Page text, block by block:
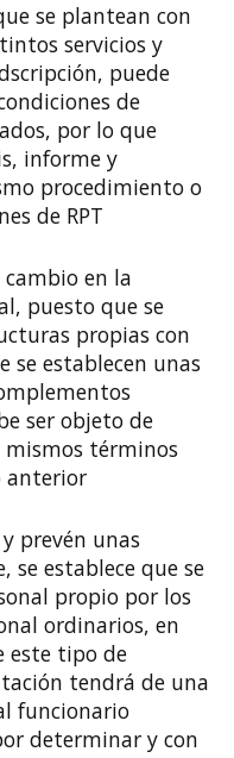
se plantean con
servicios y
puede
de
por lo que
informe y
procedimiento o
de RPT
en la
puesto que se
propias con
establecen unas
ser objeto de
mismos términos
anterior
prevén unas
se establece que se
propio por los
ordinarios, en
este tipo de
tendrá de una
funcionario
determinar y con